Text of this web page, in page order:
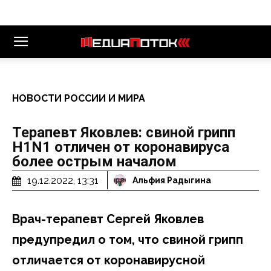
НОВОСТИ РОССИИ И МИРА
Терапевт Яковлев: свиной грипп
H1N1 отличен от коронавируса
более острым началом
19.12.2022, 13:31 Альфия Радыгина
Врач-терапевт Сергей Яковлев
предупредил о том, что свиной грипп
отличается от коронавирусной